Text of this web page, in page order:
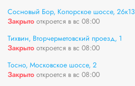
Сосновый Бор, Копорское шоссе, 26к13
Закрыто откроется в вс 08:00
Тихвин, Вторчерметовский проезд, 1
Закрыто откроется в вс 08:00
Тосно, Московское шоссе, 2
Закрыто откроется в вс 08:00